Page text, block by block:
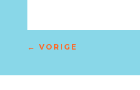
← VORIGE